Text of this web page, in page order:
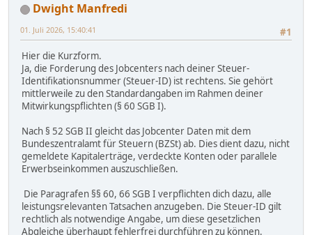
Dwight Manfredi
#1
01. Juli 2026, 15:40:41
Hier die Kurzform.
Ja, die Forderung des Jobcenters nach deiner Steuer-
Identifikationsnummer (Steuer-ID) ist rechtens. Sie gehört
mittlerweile zu den Standardangaben im Rahmen deiner
Mitwirkungspflichten (§ 60 SGB I).
Nach § 52 SGB II gleicht das Jobcenter Daten mit dem
Bundeszentralamt für Steuern (BZSt) ab. Dies dient dazu, nicht
gemeldete Kapitalerträge, verdeckte Konten oder parallele
Erwerbseinkommen auszuschließen.
Die Paragrafen §§ 60, 66 SGB I verpflichten dich dazu, alle
leistungsrelevanten Tatsachen anzugeben. Die Steuer-ID gilt
rechtlich als notwendige Angabe, um diese gesetzlichen
Abgleiche überhaupt fehlerfrei durchführen zu können.